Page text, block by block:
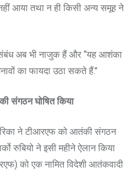
आया तथा न ही किसी अन्य समूह ने
संबंध अब भी नाजुक हैं और ‘‘यह आशंका
का फायदा उठा सकते हैं.’’
संगठन घोषित किया
ने टीआरएफ को आतंकी संगठन
रुबियो ने इसी महीने ऐलान किया
को एक नामित विदेशी आतंकवादी